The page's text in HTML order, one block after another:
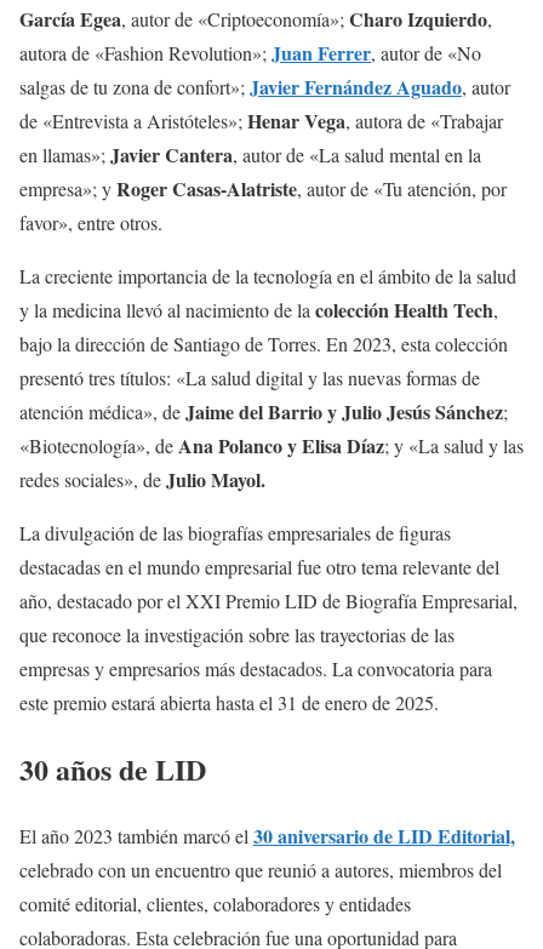
García Egea, autor de «Criptoeconomía»; Charo Izquierdo,
autora de «Fashion Revolution»; Juan Ferrer, autor de «No
salgas de tu zona de confort»; Javier Fernández Aguado, autor
de «Entrevista a Aristóteles»; Henar Vega, autora de «Trabajar
en llamas»; Javier Cantera, autor de «La salud mental en la
empresa»; yRoger Casas-Alatriste, autor de «Tu atención, por
favor», entre otros.
La creciente importancia de la tecnología en el ámbito de la salud
y la medicina llevó al nacimiento de la colección Health Tech,
bajo la dirección de Santiago de Torres. En 2023, esta colección
presentó tres títulos: «La salud digital y las nuevas formas de
atención médica», deJaime del Barrio y Julio Jesús Sánchez;
«Biotecnología», deAna Polanco y Elisa Díaz; y «La salud y las
redes sociales», deJulio Mayol.
La divulgación de las biografías empresariales de figuras
destacadas en el mundo empresarial fue otro tema relevante del
año, destacado por el XXI Premio LID de Biografía Empresarial,
que reconoce la investigación sobre las trayectorias de las
empresas y empresarios más destacados. La convocatoria para
este premio estará abierta hasta el 31 de enero de 2025.
30 años de LID
El año 2023 también marcó el 30 aniversario de LID Editorial,
celebrado con un encuentro que reunió a autores, miembros del
comité editorial, clientes, colaboradores y entidades
colaboradoras. Esta celebración fue una oportunidad para